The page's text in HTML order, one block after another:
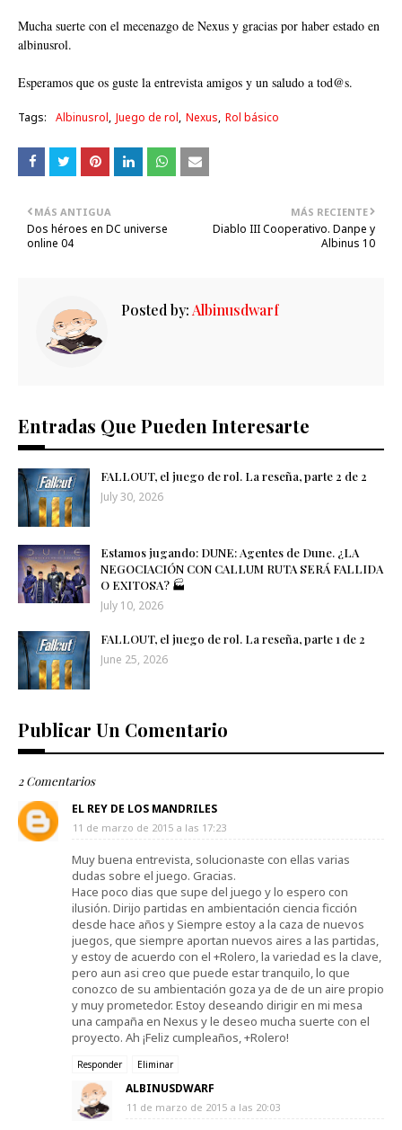
Mucha suerte con el mecenazgo de Nexus y gracias por haber estado en
albinusrol.
Esperamos que os guste la entrevista amigos y un saludo a tod@s.
Tags: Albinusrol Juego de rol Nexus Rol básico
MÁS RECIENTE
Diablo III Cooperativo. Danpe y
Albinus 10
MÁS ANTIGUA
Dos héroes en DC universe
online 04
Posted by:Albinusdwarf
Entradas Que Pueden Interesarte
FALLOUT, el juego de rol. La reseña, parte 2 de 2
July 30, 2026
Estamos jugando: DUNE: Agentes de Dune. ¿LA
NEGOCIACIÓN CON CALLUM RUTA SERÁ FALLIDA
O EXITOSA? 🏭​
July 10, 2026
FALLOUT, el juego de rol. La reseña, parte 1 de 2
June 25, 2026
Publicar Un Comentario
2 Comentarios
EL REY DE LOS MANDRILES
11 de marzo de 2015 a las 17:23
Muy buena entrevista, solucionaste con ellas varias
dudas sobre el juego. Gracias.
Hace poco dias que supe del juego y lo espero con
ilusión. Dirijo partidas en ambientación ciencia ficción
desde hace años y Siempre estoy a la caza de nuevos
juegos, que siempre aportan nuevos aires a las partidas,
y estoy de acuerdo con el +Rolero, la variedad es la clave,
pero aun asi creo que puede estar tranquilo, lo que
conozco de su ambientación goza ya de de un aire propio
y muy prometedor. Estoy deseando dirigir en mi mesa
una campaña en Nexus y le deseo mucha suerte con el
proyecto. Ah ¡Feliz cumpleaños, +Rolero!
Responder Eliminar
ALBINUSDWARF
11 de marzo de 2015 a las 20:03